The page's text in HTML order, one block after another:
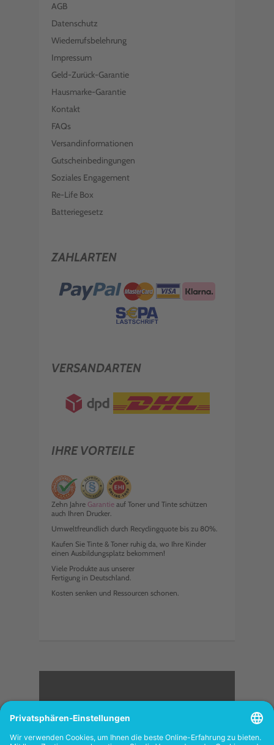
AGB
Datenschutz
Wiederrufsbelehrung
Impressum
Geld-Zurück-Garantie
Hausmarke-Garantie
Kontakt
FAQs
Versandinformationen
Gutscheinbedingungen
Soziales Engagement
Re-Life Box
Batteriegesetz
ZAHLARTEN
VERSANDARTEN
IHRE VORTEILE
Zehn Jahre Garantie auf Toner und Tinte schützen
auch Ihren Drucker.
Umweltfreundlich durch Recyclingquote bis zu 80%.
Kaufen Sie Tinte & Toner ruhig da, wo Ihre Kinder
einen Ausbildungsplatz bekommen!
Viele Produkte aus unserer
Fertigung in Deutschland.
Kosten senken und Ressourcen schonen.
<